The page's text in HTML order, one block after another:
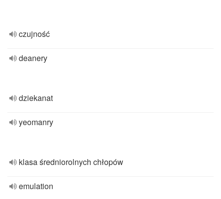
czujność
deanery
dziekanat
yeomanry
klasa średniorolnych chłopów
emulation